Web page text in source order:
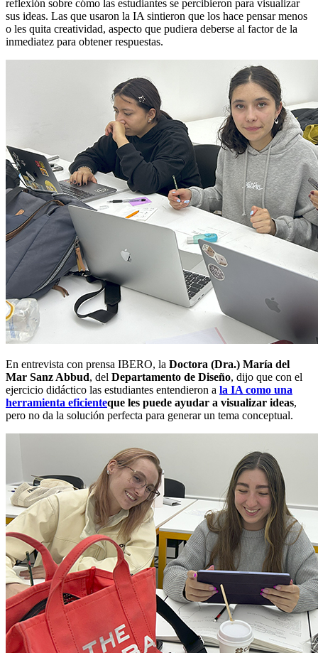
reflexión sobre cómo las estudiantes se percibieron para visualizar
sus ideas. Las que usaron la IA sintieron que los hace pensar menos
o les quita creatividad, aspecto que pudiera deberse al factor de la
inmediatez para obtener respuestas.
En entrevista con prensa IBERO, la Doctora (Dra.) María del
Mar Sanz Abbud, del Departamento de Diseño, dijo que con el
ejercicio didáctico las estudiantes entendieron a la IA como una
herramienta eficienteque les puede ayudar a visualizar ideas,
pero no da la solución perfecta para generar un tema conceptual.